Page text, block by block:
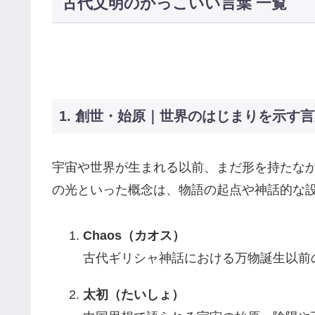
1. 創世・始原｜世界のはじまりを示す
宇宙や世界が生まれる以前、まだ形を持たな
の光といった概念は、物語の起点や神話的な
Chaos（カオス）
古代ギリシャ神話における万物誕生以
太初（たいしょ）